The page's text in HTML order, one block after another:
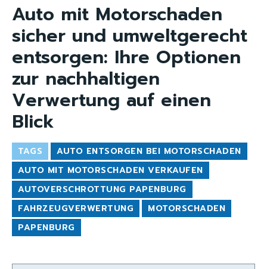
Auto mit Motorschaden
sicher und umweltgerecht
entsorgen: Ihre Optionen
zur nachhaltigen
Verwertung auf einen
Blick
TAGS
AUTO ENTSORGEN BEI MOTORSCHADEN
AUTO MIT MOTORSCHADEN VERKAUFEN
AUTOVERSCHROTTUNG PAPENBURG
FAHRZEUGVERWERTUNG
MOTORSCHADEN
PAPENBURG